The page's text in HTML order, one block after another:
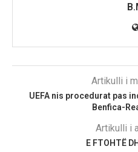
Artikulli i
UEFA nis procedurat pas
Benfica-
Artikulli i
E FTOHTË